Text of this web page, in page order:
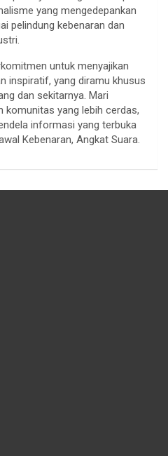
yang mengedepankan
pelindung kebenaran dan
untuk menyajikan
inspiratif, yang diramu khusus
dan sekitarnya. Mari
komunitas yang lebih cerdas,
informasi yang terbuka
Kebenaran, Angkat Suara.